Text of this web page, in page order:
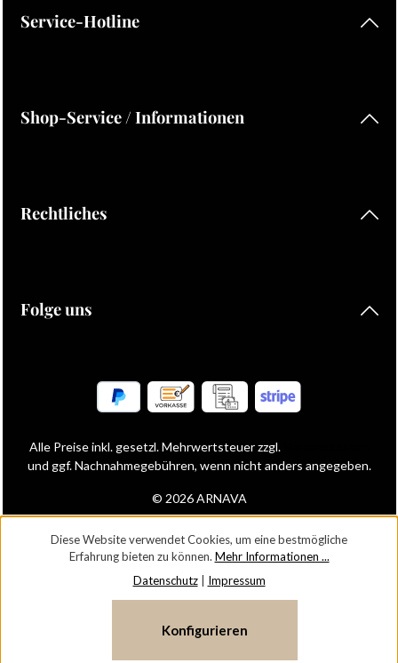
Service-Hotline
Shop-Service / Informationen
Rechtliches
Folge uns
© 2026 ARNAVA
Alle Preise inkl. gesetzl. Mehrwertsteuer zzgl.
und ggf. Nachnahmegebühren, wenn nicht anders angegeben.
Diese Website verwendet Cookies, um eine bestmögliche
Erfahrung bieten zu können. Mehr Informationen ...
Datenschutz| Impressum
Konfigurieren